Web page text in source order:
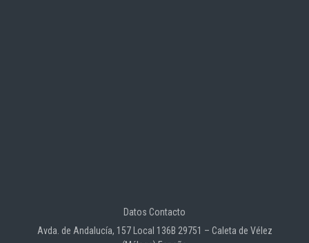
Datos Contacto
Avda. de Andalucía, 157 Local 136B 29751 – Caleta de Vélez